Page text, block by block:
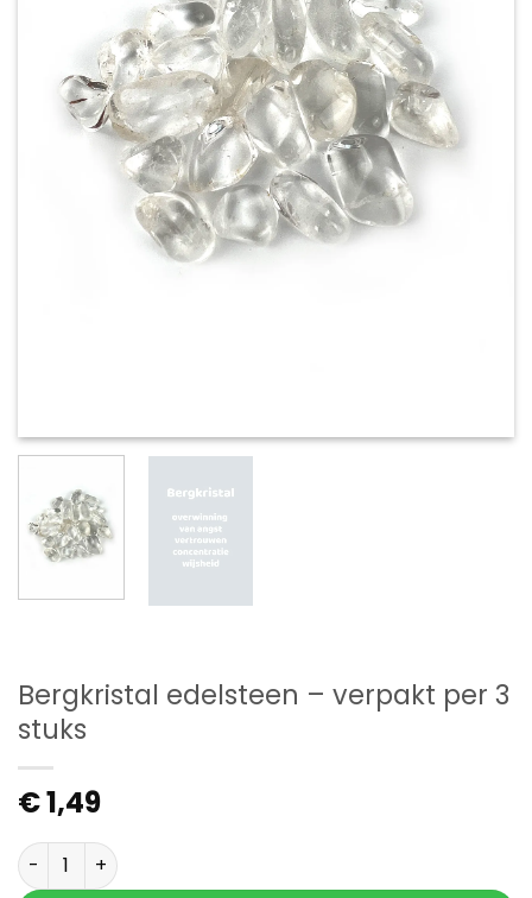
Bergkristal edelsteen – verpakt per 3
stuks
€1,49
Bergkristal edelsteen - verpakt per 3 stuks